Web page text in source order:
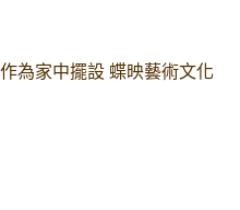
為家中擺設 蝶映藝術文化